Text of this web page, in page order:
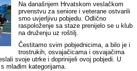
Na današnjem Hrvatskom veslačkom
prvenstvu za seniore i veterane ostvarili
smo uvjerljivu pobjedu. Odlično
raspoloženje sa staze prenijelo se u klub
na druženju uz roštilj.
Čestitamo svim pobjednicima, a bilo je i
trostrukih, osvajačicama i osvajačima
svoje utrke i doprinijeli ovoj pobjedi. U
mlađim kategorijama.